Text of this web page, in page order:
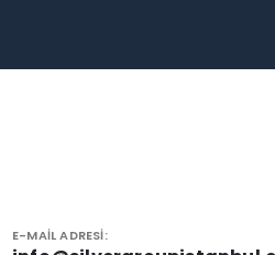
E-MAIL ADRESI: